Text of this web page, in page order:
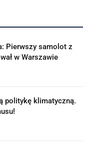
Pierwszy samolot z
w Warszawie
politykę klimatyczną.